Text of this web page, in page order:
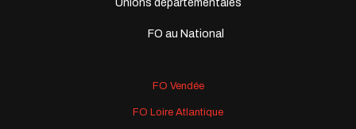
Unions départementales
FO au National
FO Vendée
FO Loire Atlantique